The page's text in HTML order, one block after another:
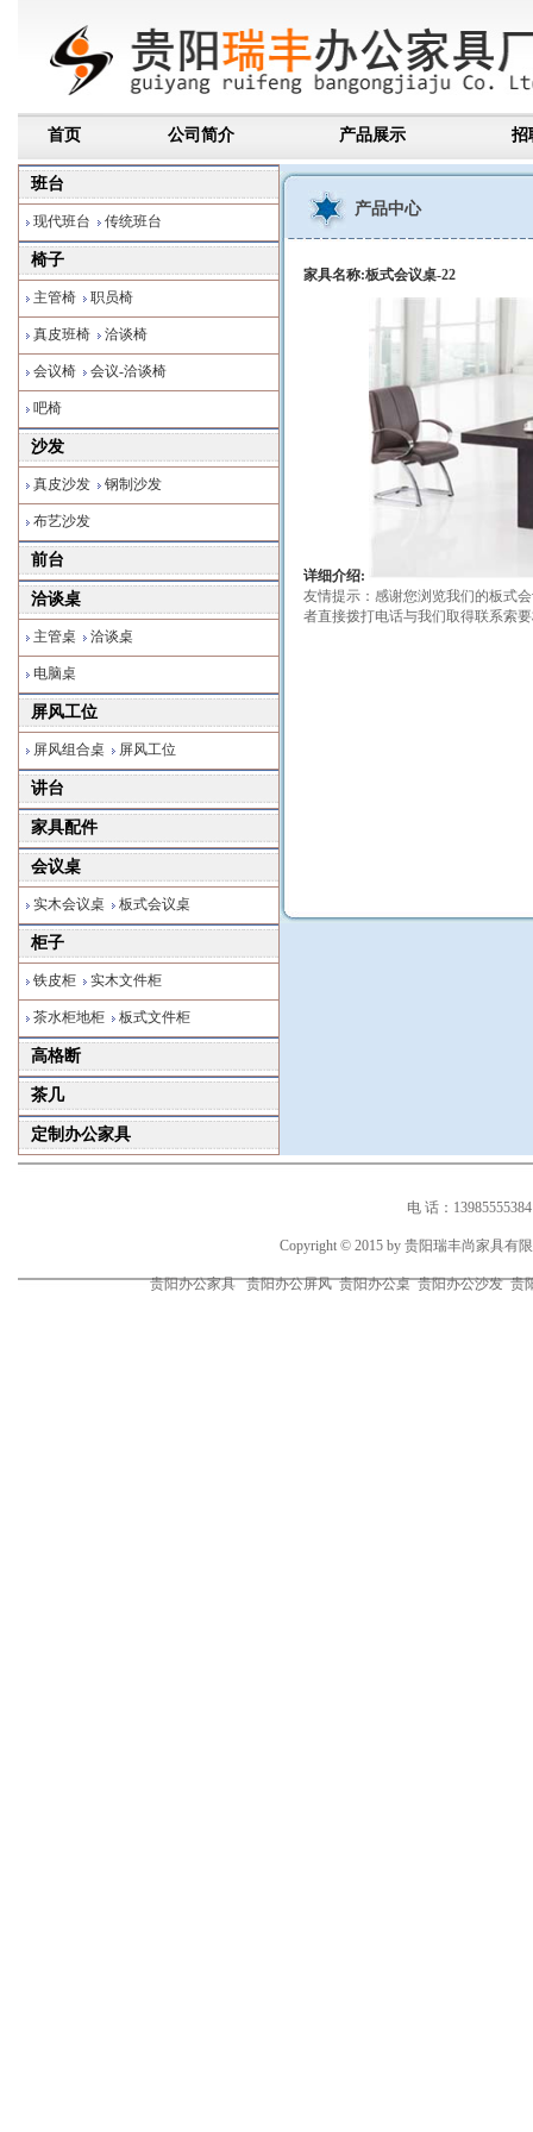
首页 公司简介 产品展示 招
班台
现代班台 传统班台
椅子
主管椅 职员椅
真皮班椅 洽谈椅
会议椅 会议-洽谈椅
吧椅
沙发
真皮沙发 钢制沙发
布艺沙发
前台
洽谈桌
主管桌 洽谈桌
电脑桌
屏风工位
屏风组合桌 屏风工位
讲台
家具配件
会议桌
实木会议桌 板式会议桌
柜子
铁皮柜 实木文件柜
茶水柜地柜 板式文件柜
高格断
茶几
定制办公家具
产品中心
家具名称:板式会议桌-22
详细介绍:
友情提示：感谢您浏览我们的板式
者直接拨打电话与我们取得联系索
电 话：
Copyright © 2015 by 贵阳瑞丰尚家具有
贵阳办公家具 贵阳办公屏风 贵阳办公桌 贵阳办公沙发